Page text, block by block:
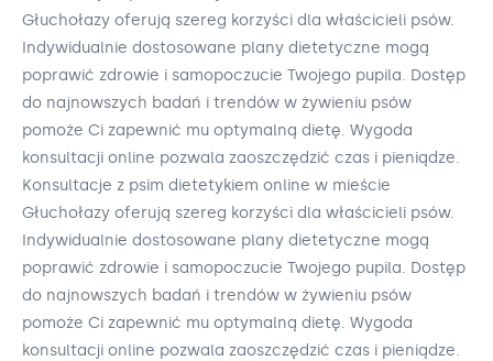
Głuchołazy oferują szereg korzyści dla właścicieli psów.
Indywidualnie dostosowane plany dietetyczne mogą
poprawić zdrowie i samopoczucie Twojego pupila. Dostęp
do najnowszych badań i trendów w żywieniu psów
pomoże Ci zapewnić mu optymalną dietę. Wygoda
konsultacji online pozwala zaoszczędzić czas i pieniądze.
Konsultacje z psim dietetykiem online w mieście
Głuchołazy oferują szereg korzyści dla właścicieli psów.
Indywidualnie dostosowane plany dietetyczne mogą
poprawić zdrowie i samopoczucie Twojego pupila. Dostęp
do najnowszych badań i trendów w żywieniu psów
pomoże Ci zapewnić mu optymalną dietę. Wygoda
konsultacji online pozwala zaoszczędzić czas i pieniądze.